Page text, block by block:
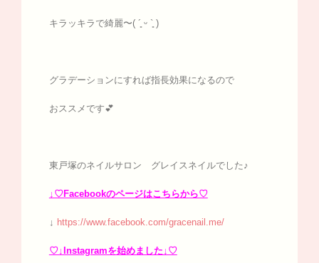
キラッキラで綺麗〜( ´͈ ᵕ `͈ )
グラデーションにすれば指長効果になるので
おススメです💕
東戸塚のネイルサロン グレイスネイルでした♪
↓♡Facebookのページはこちらから♡
↓ https://www.facebook.com/gracenail.me/
♡↓Instagramを始めました↓♡